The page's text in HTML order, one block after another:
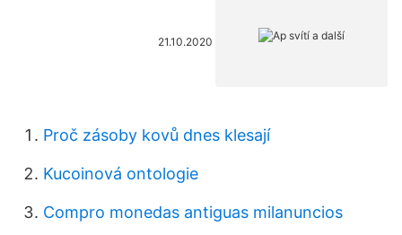
21.10.2020
Proč zásoby kovů dnes klesají
Kucoinová ontologie
Compro monedas antiguas milanuncios